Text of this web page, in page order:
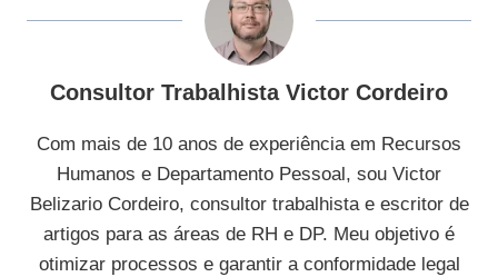
Consultor Trabalhista Victor Cordeiro
Com mais de 10 anos de experiência em Recursos
Humanos e Departamento Pessoal, sou Victor
Belizario Cordeiro, consultor trabalhista e escritor de
artigos para as áreas de RH e DP. Meu objetivo é
otimizar processos e garantir a conformidade legal